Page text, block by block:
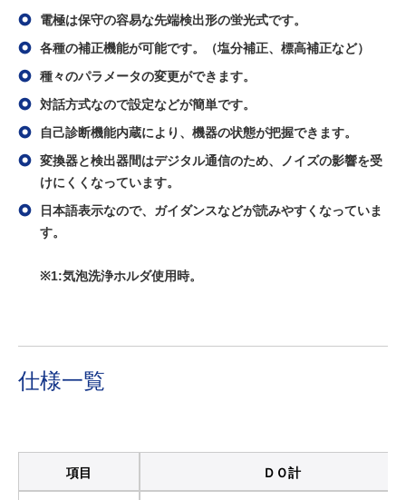
電極は保守の容易な先端検出形の蛍光式です。
各種の補正機能が可能です。（塩分補正、標高補正など）
種々のパラメータの変更ができます。
対話方式なので設定などが簡単です。
自己診断機能内蔵により、機器の状態が把握できます。
変換器と検出器間はデジタル通信のため、ノイズの影響を受
けにくくなっています。
日本語表示なので、ガイダンスなどが読みやすくなっていま
す。
※1:気泡洗浄ホルダ使用時。
仕様一覧
項目 ＤＯ計